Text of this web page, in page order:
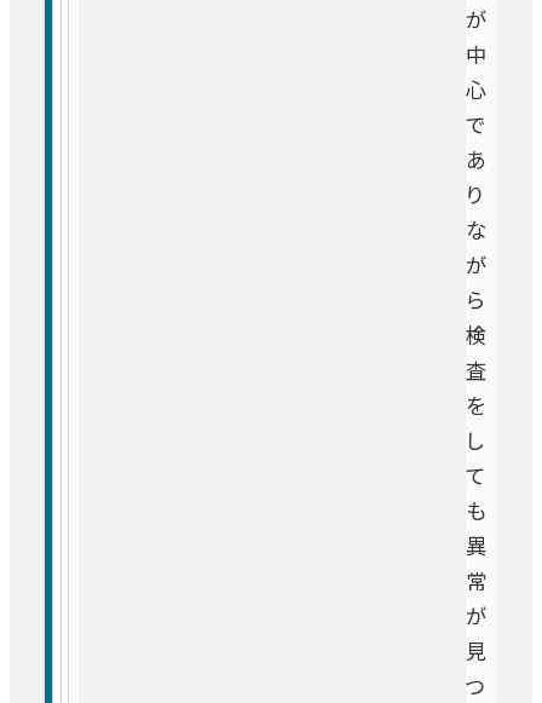
が
中
心
で
あ
り
な
が
ら
検
査
を
し
て
も
異
常
が
見
つ